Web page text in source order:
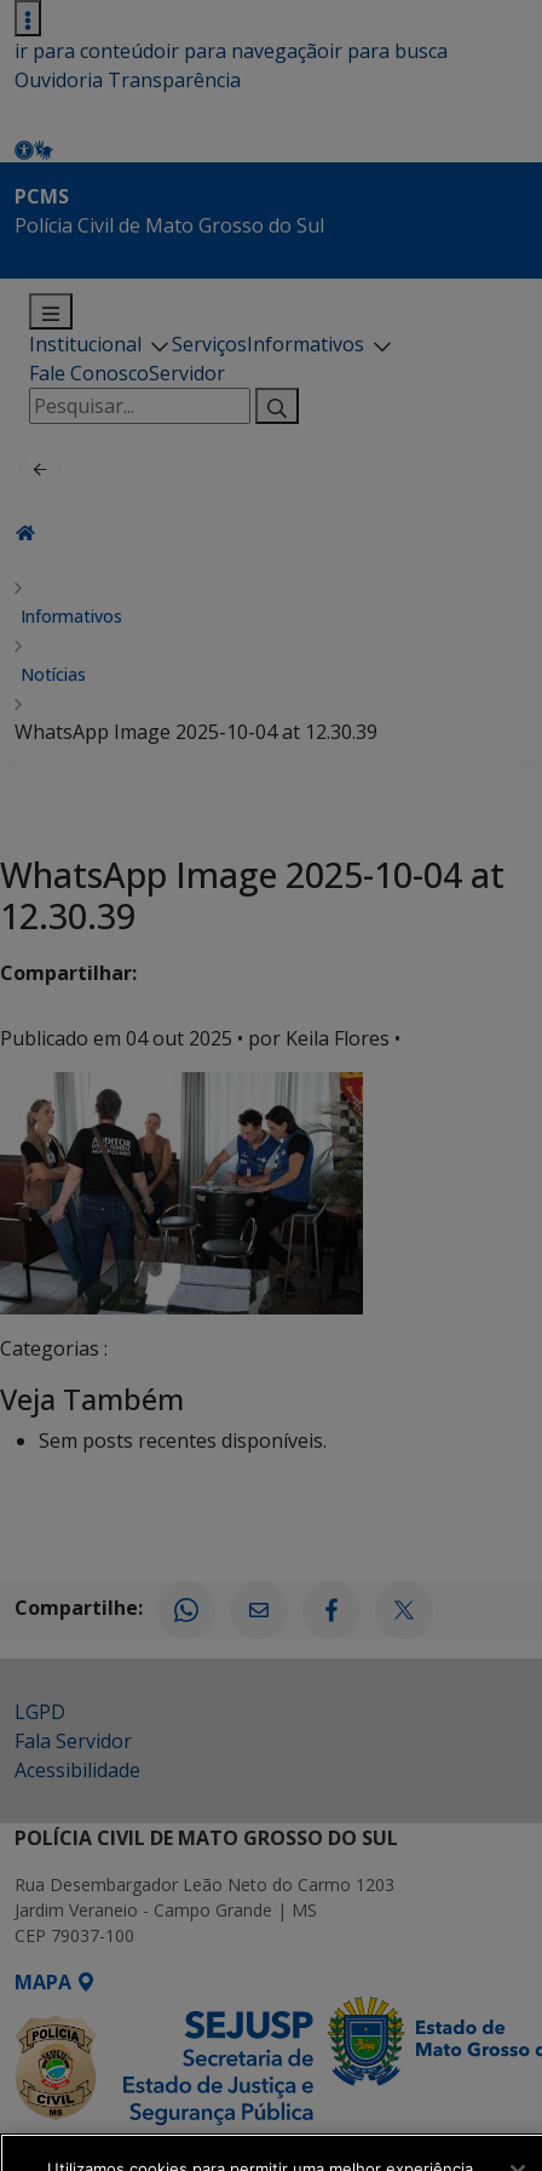
ir para conteúdoir para navegaçãoir para busca
Ouvidoria Transparência
PCMS
Polícia Civil de Mato Grosso do Sul
Institucional ServiçosInformativos
Fale ConoscoServidor
Pesquisar
por:
Informativos
Notícias
WhatsApp Image 2025-10-04 at 12.30.39
WhatsApp Image 2025-10-04 at
12.30.39
Compartilhar:
Publicado em 04 out 2025 • por Keila Flores •
Categorias :
Veja Também
Sem posts recentes disponíveis.
Compartilhe:
LGPD
Fala Servidor
Acessibilidade
POLÍCIA CIVIL DE MATO GROSSO DO SUL
Rua Desembargador Leão Neto do Carmo 1203
Jardim Veraneio - Campo Grande | MS
CEP 79037-100
MAPA